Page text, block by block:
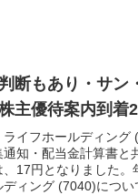
断もあり・サン
主優待案内到着
ライフホールディン
通知・配当金計算書と
、17円となりました
ディング (7040)につい